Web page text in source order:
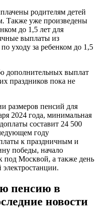
родителям детей
Также уже произведены
до 1,5 лет для
выплаты из
уходу за ребенком до 1,5
дополнительных выплат
праздников пока не
размеров пенсий для
2024 года, минимальная
составит 24 500
году
к праздничным и
победы, начало
под Москвой, а также день
пенсию в
новости